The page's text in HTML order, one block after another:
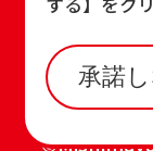
承諾